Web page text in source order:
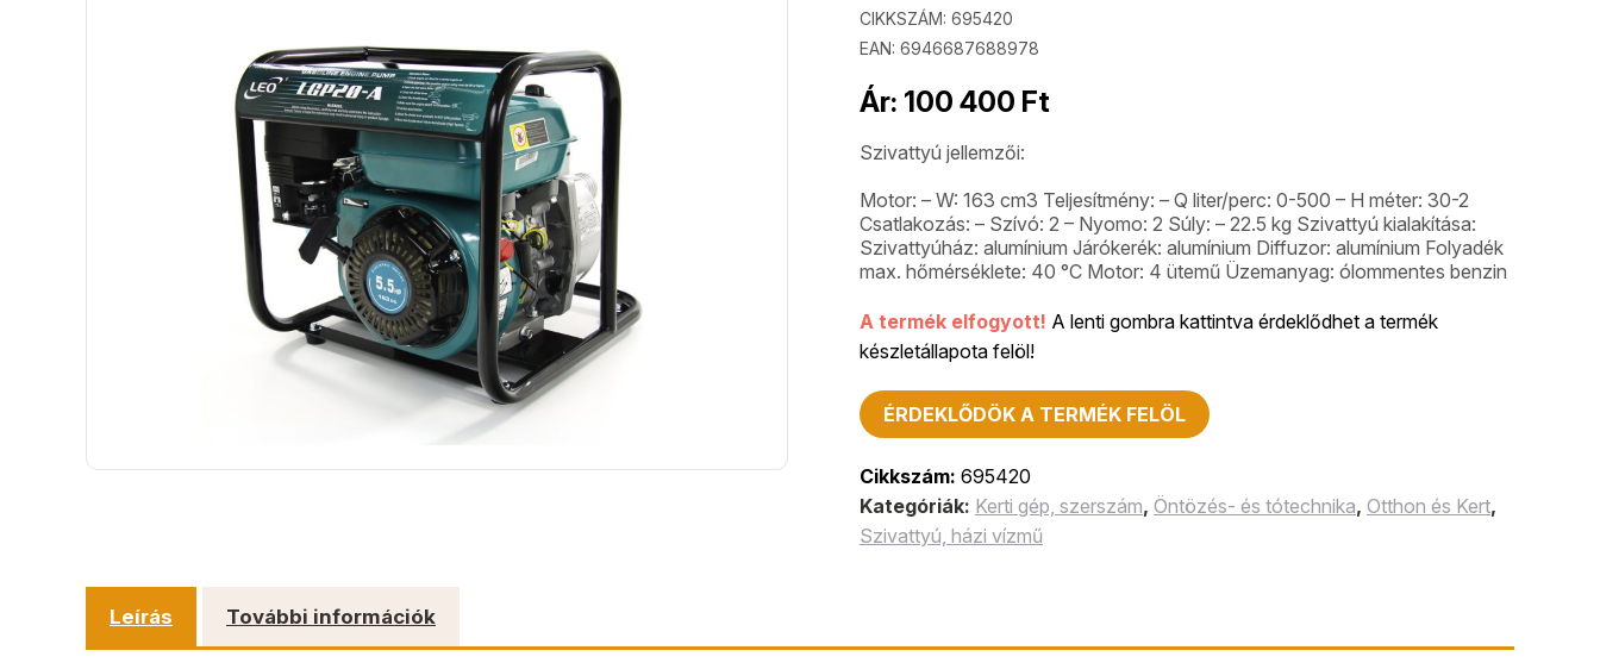
CIKKSZÁM: 695420
EAN: 6946687688978
Ár: 100 400 Ft
Szivattyú jellemzői:
Motor: – W: 163 cm3 Teljesítmény: – Q liter/perc: 0-500 – H méter: 30-2
Csatlakozás: – Szívó: 2 – Nyomo: 2 Súly: – 22.5 kg Szivattyú kialakítása:
Szivattyúház: alumínium Járókerék: alumínium Diffuzor: alumínium Folyadék
max. hőmérséklete: 40 °C Motor: 4 ütemű Üzemanyag: ólommentes benzin
A termék elfogyott! A lenti gombra kattintva érdeklődhet a termék
készletállapota felöl!
ÉRDEKLŐDÖK A TERMÉK FELÖL
Cikkszám: 695420
Kategóriák: Kerti gép, szerszám, Öntözés- és tótechnika, Otthon és Kert,
Szivattyú, házi vízmű
Leírás További információk